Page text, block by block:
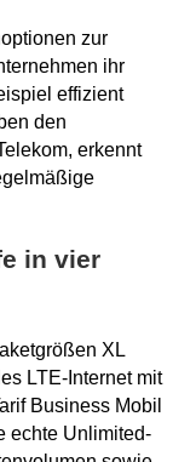
zur
ihr
effizient
den
erkennt
in vier
XL
LTE-Internet mit
Business Mobil
echte Unlimited-